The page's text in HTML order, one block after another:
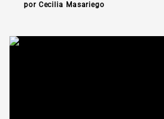
por Cecilia Masariego